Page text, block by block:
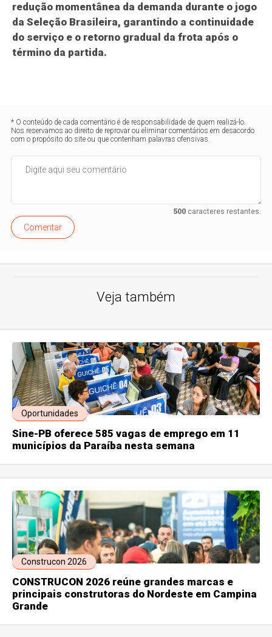
redução momentânea da demanda durante o jogo
da Seleção Brasileira, garantindo a continuidade
do serviço e o retorno gradual da frota após o
término da partida.
* O conteúdo de cada comentário é de responsabilidade de quem realizá-lo.
Nos reservamos ao direito de reprovar ou eliminar comentários em desacordo
com o propósito do site ou que contenham palavras ofensivas.
500caracteres restantes.
Comentar
Veja também
Oportunidades
Sine-PB oferece 585 vagas de emprego em 11
municípios da Paraíba nesta semana
Construcon 2026
CONSTRUCON 2026 reúne grandes marcas e
principais construtoras do Nordeste em Campina
Grande